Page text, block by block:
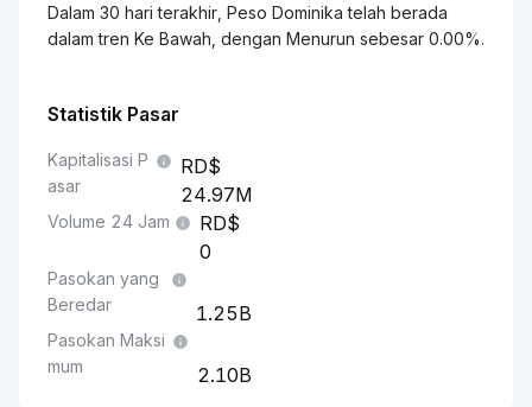
Dalam 30 hari terakhir, Peso Dominika telah berada
dalam tren Ke Bawah, dengan Menurun sebesar 0.00%.
Statistik Pasar
Kapitalisasi P
asar
24.97M
Volume 24 Jam
0
Pasokan yang
Beredar
1.25B
Pasokan Maksi
mum
2.10B